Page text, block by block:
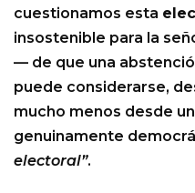
cuestionamos esta
insostenible para la
— de que una
puede considerarse,
mucho menos desde
genuinamente
electoral”.